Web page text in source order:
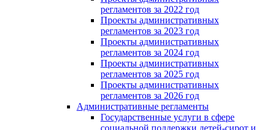
регламентов за 2022 год
Проекты административных
регламентов за 2023 год
Проекты административных
регламентов за 2024 год
Проекты административных
регламентов за 2025 год
Проекты административных
регламентов за 2026 год
Административные регламенты
Государственные услуги в сфере
социальной поддержки детей-сирот и